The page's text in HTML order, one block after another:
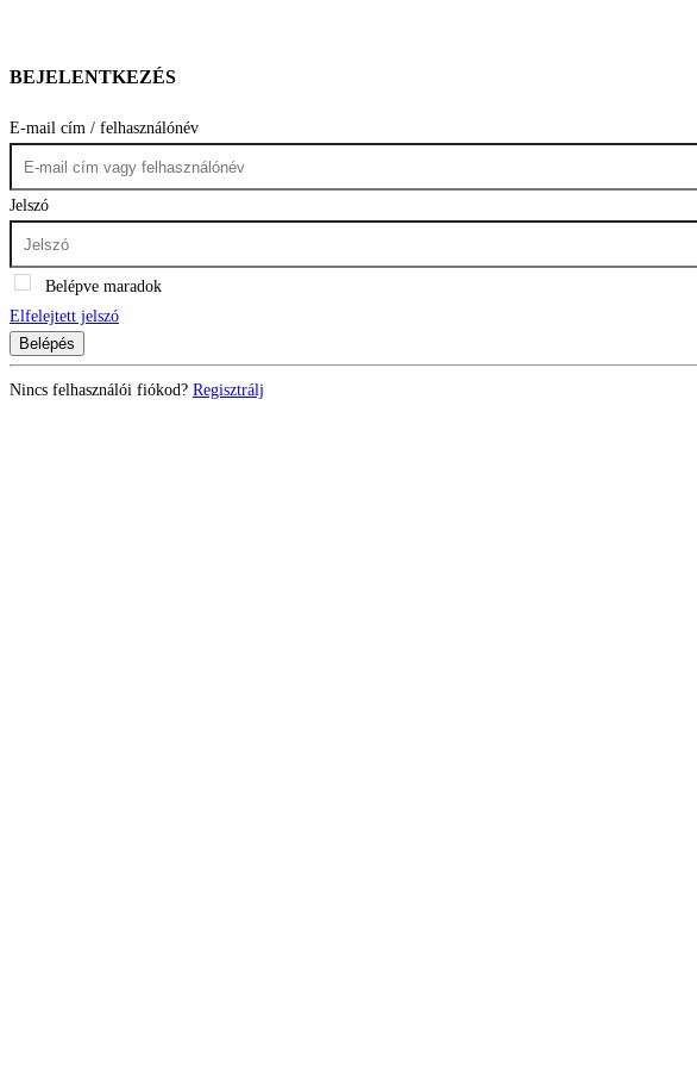
BEJELENTKEZÉS
E-mail cím / felhasználónév
Jelszó
Belépve maradok
Elfelejtett jelszó
Belépés
Nincs felhasználói fiókod? Regisztrálj